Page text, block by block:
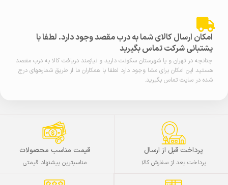
امکان ارسال کالای شما به درب مقصد وجود دارد. لطفا با
پشتبانی شرکت تماس بگیرید
چنانچه در تهران و یا شهرستان سکونت دارید و نیازمند دریافت کالا به درب مقصد
هستید این امکان برای مشا وجود دارد لطفا با همکاران ما از طریق شمارههای درج
شده در سایت تماس بگیرید.
پرداخت قبل از ارسال
پرداخت بعد از سفارش کالا
قیمت مناسب محصولات
مناسبترین پیشنهاد قیمتی